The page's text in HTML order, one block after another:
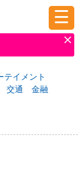
☰
テイメント
交通
金融